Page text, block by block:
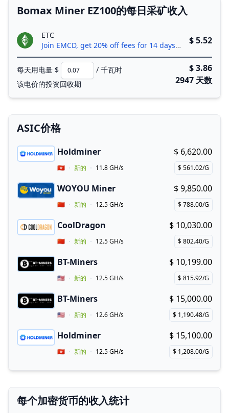
Bomax Miner EZ100的每日采矿收入
ETC
Join EMCD, get 20% off fees for 14 days!
$ 5.52
每天用电量 $
/ 千瓦时
该电价的投资回收期
$ 3.86
2947 天数
ASIC价格
Holdminer Buy now!
$ 6,620.00
Price per hash!
$ 561.02/G
Vendor Country
🇭🇰 新的 11.8 GH/s
WOYOU Miner Buy now!
$ 9,850.00
Price per hash!
$ 788.00/G
Vendor Country
🇨🇳 新的 12.5 GH/s
CoolDragon Buy now!
$ 10,030.00
Price per hash!
$ 802.40/G
Vendor Country
🇨🇳 新的 12.5 GH/s
BT-Miners Buy now!
$ 10,199.00
Price per hash!
$ 815.92/G
Vendor Country
🇺🇸 新的 12.5 GH/s
BT-Miners Buy now!
$ 15,000.00
Price per hash!
$ 1,190.48/G
Vendor Country
🇺🇸 新的 12.6 GH/s
Holdminer Buy now!
$ 15,100.00
Price per hash!
$ 1,208.00/G
Vendor Country
🇭🇰 新的 12.5 GH/s
每个加密货币的收入统计